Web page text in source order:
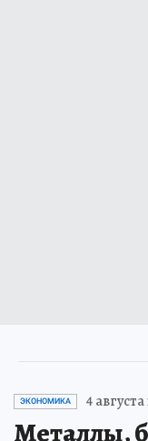
ЭКОНОМИКА 4 августа
Металлы,